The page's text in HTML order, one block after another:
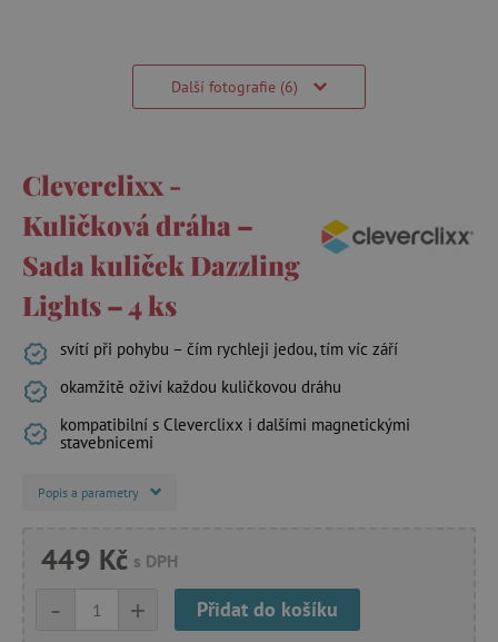
Další fotografie (6)
Cleverclixx -
Kuličková dráha –
Sada kuliček Dazzling
Lights – 4 ks
svítí při pohybu – čím rychleji jedou, tím víc září
okamžitě oživí každou kuličkovou dráhu
kompatibilní s Cleverclixx i dalšími magnetickými
stavebnicemi
Popis a parametry
449 Kč s DPH
+
- Přidat do košíku